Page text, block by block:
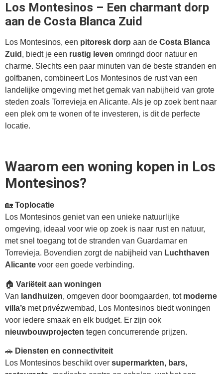
Los Montesinos – Een charmant dorp
aan de Costa Blanca Zuid
Los Montesinos, een pitoresk dorp aan de Costa Blanca
Zuid , biedt je een rustig leven omringd door natuur en
charme. Slechts een paar minuten van de beste stranden en
golfbanen, combineert Los Montesinos de rust van een
landelijke omgeving met het gemak van nabijheid van grote
steden zoals Torrevieja en Alicante. Als je op zoek bent naar
een plek om te wonen of te investeren, is dit de perfecte
locatie.
Waarom een woning kopen in Los
Montesinos?
🏡 Toplocatie
Los Montesinos geniet van een unieke natuurlijke
omgeving, ideaal voor wie op zoek is naar rust en natuur,
met snel toegang tot de stranden van Guardamar en
Torrevieja. Bovendien zorgt de nabijheid van Luchthaven
Alicante voor een goede verbinding.
🏠 Variëteit aan woningen
Van landhuizen, omgeven door boomgaarden, tot moderne
villa’s met privézwembad, Los Montesinos biedt woningen
voor iedere smaak en elk budget. Er zijn ook
nieuwbouwprojecten tegen concurrerende prijzen.
🚗 Diensten en connectiviteit
Los Montesinos beschikt over supermarkten, bars,